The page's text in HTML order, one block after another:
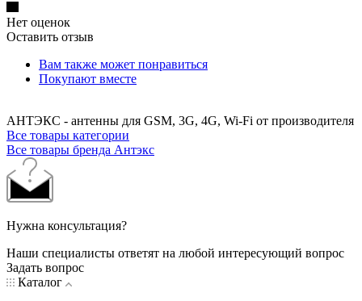
Нет оценок
Оставить отзыв
Вам также может понравиться
Покупают вместе
АНТЭКС - антенны для GSM, 3G, 4G, Wi-Fi от производителя
Все товары категории
Все товары бренда Антэкс
Нужна консультация?
Наши специалисты ответят на любой интересующий вопрос
Задать вопрос
Каталог